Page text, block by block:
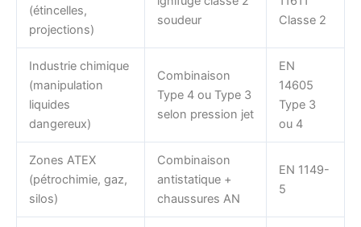
(étincelles,
projections)
soudeur
Classe 2
Industrie chimique
(manipulation
liquides
dangereux)
Combinaison
Type 4 ou Type 3
selon pression jet
EN
14605
Type 3
ou 4
Zones ATEX
(pétrochimie, gaz,
silos)
Combinaison
antistatique +
chaussures AN
EN 1149-
5